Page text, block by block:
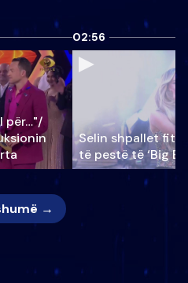
për…"/
02:56
Selin shpallet
të pestë të ‘Big
→